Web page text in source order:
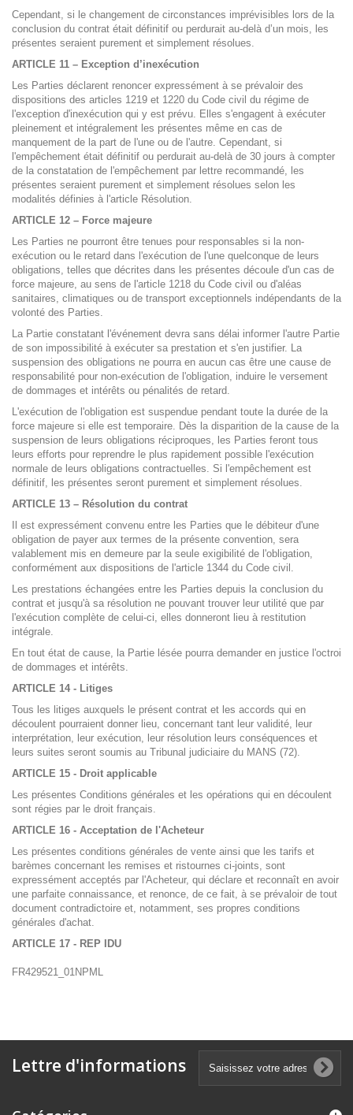
Cependant, si le changement de circonstances imprévisibles lors de la
conclusion du contrat était définitif ou perdurait au-delà d’un mois, les
présentes seraient purement et simplement résolues.
ARTICLE 11 – Exception d’inexécution
Les Parties déclarent renoncer expressément à se prévaloir des
dispositions des articles 1219 et 1220 du Code civil du régime de
l'exception d'inexécution qui y est prévu. Elles s'engagent à exécuter
pleinement et intégralement les présentes même en cas de
manquement de la part de l'une ou de l'autre. Cependant, si
l'empêchement était définitif ou perdurait au-delà de 30 jours à compter
de la constatation de l'empêchement par lettre recommandé, les
présentes seraient purement et simplement résolues selon les
modalités définies à l'article Résolution.
ARTICLE 12 – Force majeure
Les Parties ne pourront être tenues pour responsables si la non-
exécution ou le retard dans l'exécution de l'une quelconque de leurs
obligations, telles que décrites dans les présentes découle d'un cas de
force majeure, au sens de l'article 1218 du Code civil ou d'aléas
sanitaires, climatiques ou de transport exceptionnels indépendants de la
volonté des Parties.
La Partie constatant l'événement devra sans délai informer l'autre Partie
de son impossibilité à exécuter sa prestation et s'en justifier. La
suspension des obligations ne pourra en aucun cas être une cause de
responsabilité pour non-exécution de l'obligation, induire le versement
de dommages et intérêts ou pénalités de retard.
L'exécution de l'obligation est suspendue pendant toute la durée de la
force majeure si elle est temporaire. Dès la disparition de la cause de la
suspension de leurs obligations réciproques, les Parties feront tous
leurs efforts pour reprendre le plus rapidement possible l'exécution
normale de leurs obligations contractuelles. Si l'empêchement est
définitif, les présentes seront purement et simplement résolues.
ARTICLE 13 – Résolution du contrat
Il est expressément convenu entre les Parties que le débiteur d'une
obligation de payer aux termes de la présente convention, sera
valablement mis en demeure par la seule exigibilité de l'obligation,
conformément aux dispositions de l'article 1344 du Code civil.
Les prestations échangées entre les Parties depuis la conclusion du
contrat et jusqu'à sa résolution ne pouvant trouver leur utilité que par
l'exécution complète de celui-ci, elles donneront lieu à restitution
intégrale.
En tout état de cause, la Partie lésée pourra demander en justice l'octroi
de dommages et intérêts.
ARTICLE 14 - Litiges
Tous les litiges auxquels le présent contrat et les accords qui en
découlent pourraient donner lieu, concernant tant leur validité, leur
interprétation, leur exécution, leur résolution leurs conséquences et
leurs suites seront soumis au Tribunal judiciaire du MANS (72).
ARTICLE 15 - Droit applicable
Les présentes Conditions générales et les opérations qui en découlent
sont régies par le droit français.
ARTICLE 16 - Acceptation de l'Acheteur
Les présentes conditions générales de vente ainsi que les tarifs et
barèmes concernant les remises et ristournes ci-joints, sont
expressément acceptés par l'Acheteur, qui déclare et reconnaît en avoir
une parfaite connaissance, et renonce, de ce fait, à se prévaloir de tout
document contradictoire et, notamment, ses propres conditions
générales d'achat.
ARTICLE 17 - REP IDU
FR429521_01NPML
Lettre d'informations